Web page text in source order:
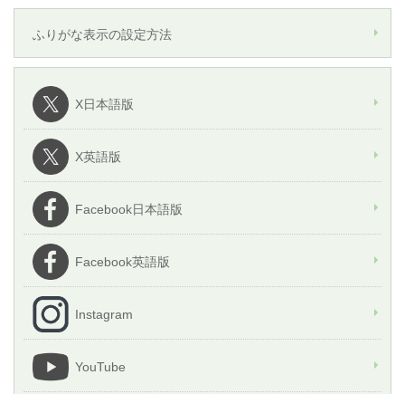
ふりがな表示の設定方法
X日本語版
X英語版
Facebook日本語版
Facebook英語版
Instagram
YouTube